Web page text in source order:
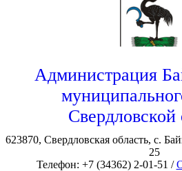
Администрация
Свердловской
623870, Свердловская область, с.
25
Телефон: +7 (34362) 2-01-51 /